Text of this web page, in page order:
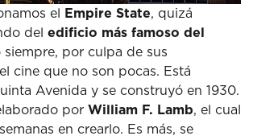
el Empire State, quizá
del edificio más famoso del
siempre, por culpa de sus
cine que no son pocas. Está
Avenida y se construyó en 1930.
por William F. Lamb, el cual
en crearlo. Es más, se